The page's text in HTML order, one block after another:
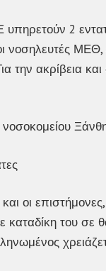
2
νοσηλευτές ΜΕΘ,
την ακρίβεια
οι
καταδίκη του